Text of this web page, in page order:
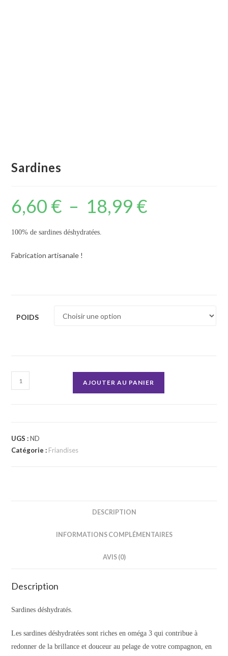
Sardines
6,60 € – 18,99 €Plage
prix :
100% de sardines déshydratées.
Fabrication artisanale !
POIDS
quantité
de
AJOUTER AU PANIER
UGS :ND
Catégorie : Friandises
DESCRIPTION
INFORMATIONS COMPLÉMENTAIRES
AVIS (0)
Description
Sardines déshydratés.
Les sardines déshydratées sont riches en oméga 3 qui contribue à
redonner de la brillance et douceur au pelage de votre compagnon, en